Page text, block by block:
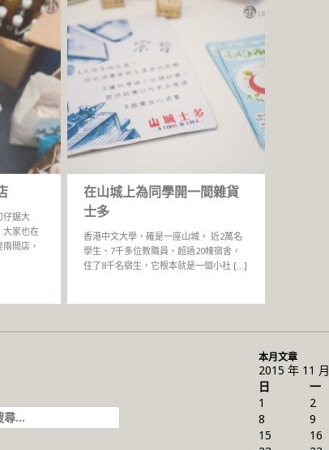
仔鋸大
大家也在
間店，
在山城上為同學開一間雜貨
士多
香港中文大學，確是一座山城。 近2萬名
學生、7千多位教職員、超過20幢宿舍，
住了8千名宿生，它根本就是一個小社 […]
本月文章
2015 年 11 月
日
一
1
2
8
9
15
16